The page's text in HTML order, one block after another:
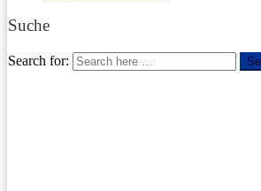
Suche
Search for: